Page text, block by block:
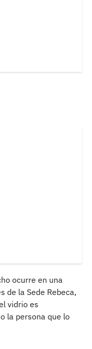
ocurre en una
de la Sede Rebeca,
vidrio es
la persona que lo